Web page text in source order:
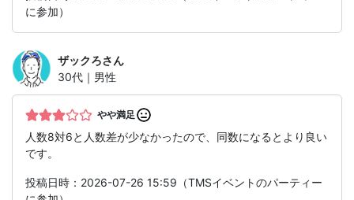
に参加）
ザックろさん
30代｜男性
やや満足
人数8対6と人数差が少なかったので、同数になるとより良い
です。
投稿日時：2026-07-26 15:59（TMSイベントのパーティー